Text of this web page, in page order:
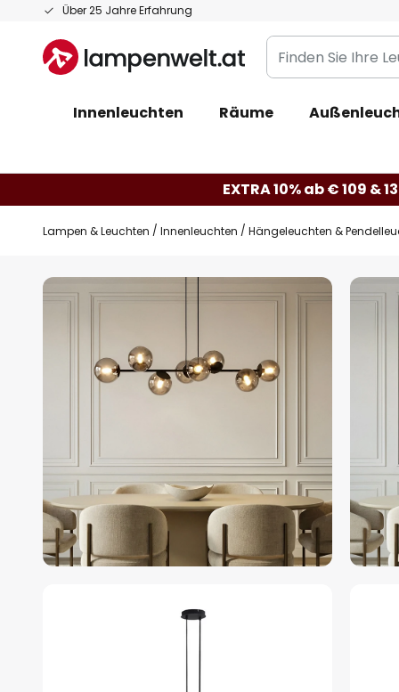
Über 25 Jahre Erfahrung
Zum
springen
Finden
Sie
Leuchte...
Innenleuchten Räume
EXTRA 10% ab € 109 &
Lampen & Leuchten Innenleuchten Hängeleuchten &
Zum
Ende
Bildgalerie
springen